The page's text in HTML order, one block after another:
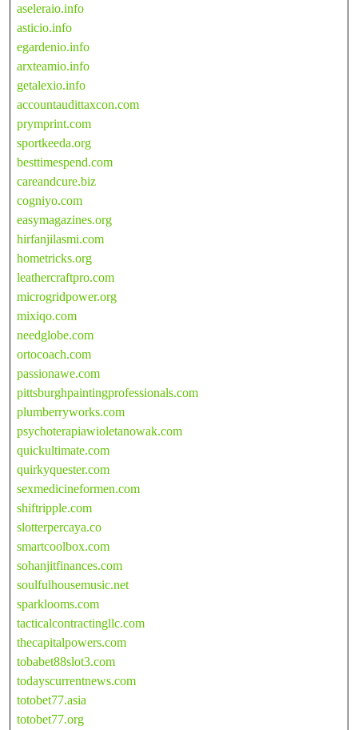
aseleraio.info
asticio.info
egardenio.info
arxteamio.info
getalexio.info
accountaudittaxcon.com
prymprint.com
sportkeeda.org
besttimespend.com
careandcure.biz
cogniyo.com
easymagazines.org
hirfanjilasmi.com
hometricks.org
leathercraftpro.com
microgridpower.org
mixiqo.com
needglobe.com
ortocoach.com
passionawe.com
pittsburghpaintingprofessionals.com
plumberryworks.com
psychoterapiawioletanowak.com
quickultimate.com
quirkyquester.com
sexmedicineformen.com
shiftripple.com
slotterpercaya.co
smartcoolbox.com
sohanjitfinances.com
soulfulhousemusic.net
sparklooms.com
tacticalcontractingllc.com
thecapitalpowers.com
tobabet88slot3.com
todayscurrentnews.com
totobet77.asia
totobet77.org